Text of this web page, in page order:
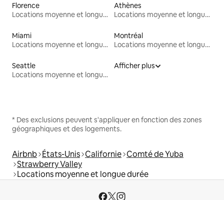
Florence
Locations moyenne et longue durée
Athènes
Locations moyenne et longue durée
Miami
Locations moyenne et longue durée
Montréal
Locations moyenne et longue durée
Seattle
Locations moyenne et longue durée
Afficher plus
* Des exclusions peuvent s'appliquer en fonction des zones
géographiques et des logements.
Airbnb États-Unis Californie Comté de Yuba
Strawberry Valley
Locations moyenne et longue durée